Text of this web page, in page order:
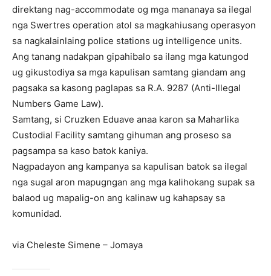
direktang nag-accommodate og mga mananaya sa ilegal
nga Swertres operation atol sa magkahiusang operasyon
sa nagkalainlaing police stations ug intelligence units.
Ang tanang nadakpan gipahibalo sa ilang mga katungod
ug gikustodiya sa mga kapulisan samtang giandam ang
pagsaka sa kasong paglapas sa R.A. 9287 (Anti-Illegal
Numbers Game Law).
Samtang, si Cruzken Eduave anaa karon sa Maharlika
Custodial Facility samtang gihuman ang proseso sa
pagsampa sa kaso batok kaniya.
Nagpadayon ang kampanya sa kapulisan batok sa ilegal
nga sugal aron mapugngan ang mga kalihokang supak sa
balaod ug mapalig-on ang kalinaw ug kahapsay sa
komunidad.
via Cheleste Simene – Jomaya